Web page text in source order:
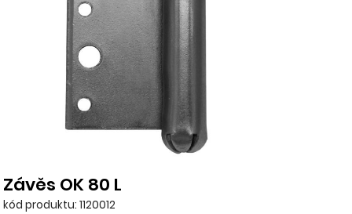
Závěs OK 80 L
kód produktu: 1120012